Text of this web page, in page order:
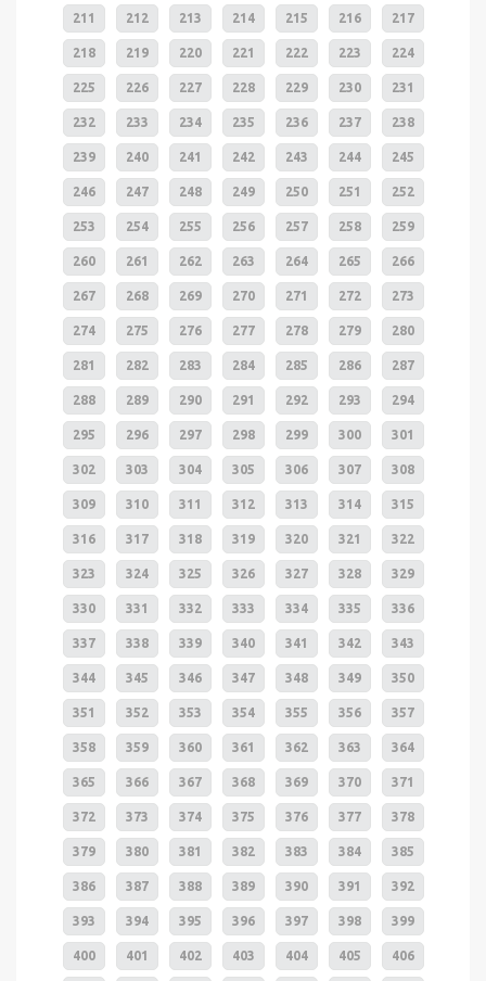
211 212 213 214 215 216 217
218 219 220 221 222 223 224
225 226 227 228 229 230 231
232 233 234 235 236 237 238
239 240 241 242 243 244 245
246 247 248 249 250 251 252
253 254 255 256 257 258 259
260 261 262 263 264 265 266
267 268 269 270 271 272 273
274 275 276 277 278 279 280
281 282 283 284 285 286 287
288 289 290 291 292 293 294
295 296 297 298 299 300 301
302 303 304 305 306 307 308
309 310 311 312 313 314 315
316 317 318 319 320 321 322
323 324 325 326 327 328 329
330 331 332 333 334 335 336
337 338 339 340 341 342 343
344 345 346 347 348 349 350
351 352 353 354 355 356 357
358 359 360 361 362 363 364
365 366 367 368 369 370 371
372 373 374 375 376 377 378
379 380 381 382 383 384 385
386 387 388 389 390 391 392
393 394 395 396 397 398 399
400 401 402 403 404 405 406